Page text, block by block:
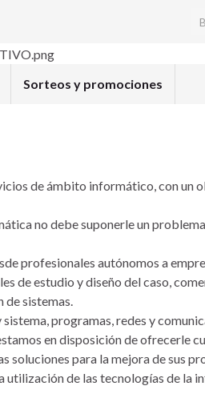
Sorteos y promociones
de ámbito informático, con
no debe suponerle un
profesionales autónomos a
de estudio y diseño del caso,
de sistemas.
programas, redes y
en disposición de ofrecerle
soluciones para la mejora de sus
utilización de las tecnologías de la